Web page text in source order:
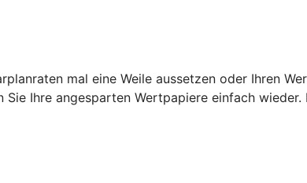
mal eine Weile aussetzen oder Ihren
Ihre angesparten Wertpapiere einfach